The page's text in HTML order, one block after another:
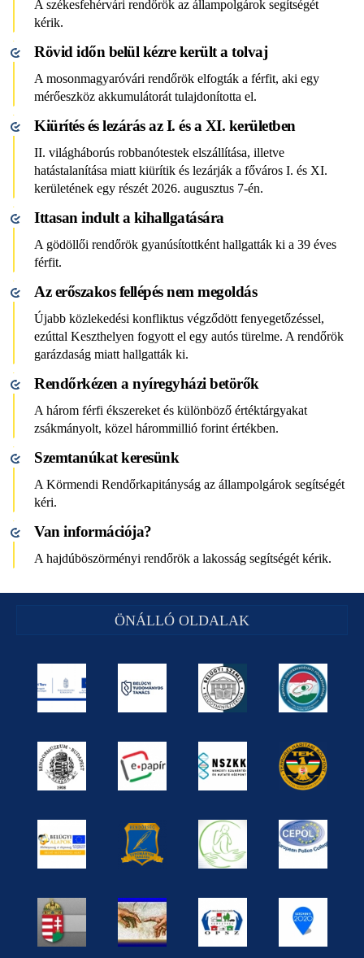
A székesfehérvári rendőrök az állampolgárok segítségét
kérik.
Rövid időn belül kézre került a tolvaj
A mosonmagyaróvári rendőrök elfogták a férfit, aki egy
mérőeszköz akkumulátorát tulajdonította el.
Kiürítés és lezárás az I. és a XI. kerületben
II. világháborús robbanótestek elszállítása, illetve
hatástalanítása miatt kiürítik és lezárják a főváros I. és XI.
kerületének egy részét 2026. augusztus 7-én.
Ittasan indult a kihallgatására
A gödöllői rendőrök gyanúsítottként hallgatták ki a 39 éves
férfit.
Az erőszakos fellépés nem megoldás
Újabb közlekedési konfliktus végződött fenyegetőzéssel,
ezúttal Keszthelyen fogyott el egy autós türelme. A rendőrök
garázdaság miatt hallgatták ki.
Rendőrkézen a nyíregyházi betörők
A három férfi ékszereket és különböző értéktárgyakat
zsákmányolt, közel hárommillió forint értékben.
Szemtanúkat keresünk
A Körmendi Rendőrkapitányság az állampolgárok segítségét
kéri.
Van információja?
A hajdúböszörményi rendőrök a lakosság segítségét kérik.
ÖNÁLLÓ OLDALAK